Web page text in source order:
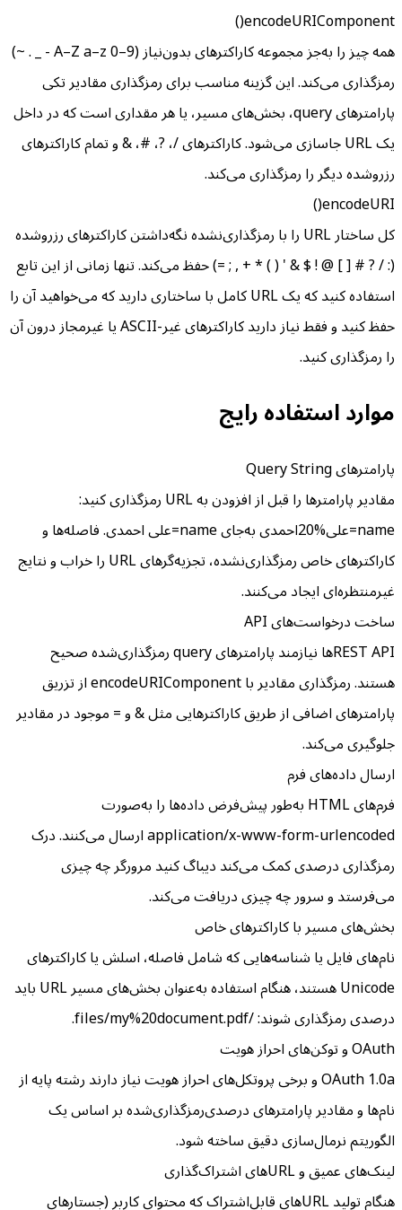
encodeURIComponent()
همه چیز را به‌جز مجموعه کاراکترهای بدون‌نیاز (A–Z a–z 0–9 - _ . ~)
رمزگذاری می‌کند. این گزینه مناسب برای رمزگذاری مقادیر تکی
پارامترهای query، بخش‌های مسیر، یا هر مقداری است که در داخل
یک URL جاسازی می‌شود. کاراکترهای /، ?، #، & و تمام کاراکترهای
رزروشده دیگر را رمزگذاری می‌کند.
encodeURI()
کل ساختار URL را با رمزگذاری‌نشده نگه‌داشتن کاراکترهای رزروشده
(: / ? # [ ] @ ! $ & ' ( ) * + , ; =) حفظ می‌کند. تنها زمانی از این تابع
استفاده کنید که یک URL کامل با ساختاری دارید که می‌خواهید آن را
حفظ کنید و فقط نیاز دارید کاراکترهای غیر-ASCII یا غیرمجاز درون آن
را رمزگذاری کنید.
موارد استفاده رایج
پارامترهای Query String
مقادیر پارامترها را قبل از افزودن به URL رمزگذاری کنید:
name=علی%20احمدی به‌جای name=علی احمدی. فاصله‌ها و
کاراکترهای خاص رمزگذاری‌نشده، تجزیه‌گرهای URL را خراب و نتایج
غیرمنتظره‌ای ایجاد می‌کنند.
ساخت درخواست‌های API
REST APIها نیازمند پارامترهای query رمزگذاری‌شده صحیح
هستند. رمزگذاری مقادیر با encodeURIComponent از تزریق
پارامترهای اضافی از طریق کاراکترهایی مثل & و = موجود در مقادیر
جلوگیری می‌کند.
ارسال داده‌های فرم
فرم‌های HTML به‌طور پیش‌فرض داده‌ها را به‌صورت
application/x-www-form-urlencoded ارسال می‌کنند. درک
رمزگذاری درصدی کمک می‌کند دیباگ کنید مرورگر چه چیزی
می‌فرستد و سرور چه چیزی دریافت می‌کند.
بخش‌های مسیر با کاراکترهای خاص
نام‌های فایل یا شناسه‌هایی که شامل فاصله، اسلش یا کاراکترهای
Unicode هستند، هنگام استفاده به‌عنوان بخش‌های مسیر URL باید
درصدی رمزگذاری شوند: /files/my%20document.pdf.
OAuth و توکن‌های احراز هویت
OAuth 1.0a و برخی پروتکل‌های احراز هویت نیاز دارند رشته پایه از
نام‌ها و مقادیر پارامترهای درصدی‌رمزگذاری‌شده بر اساس یک
الگوریتم نرمال‌سازی دقیق ساخته شود.
لینک‌های عمیق و URL‌های اشتراک‌گذاری
هنگام تولید URL‌های قابل‌اشتراک که محتوای کاربر (جستارهای